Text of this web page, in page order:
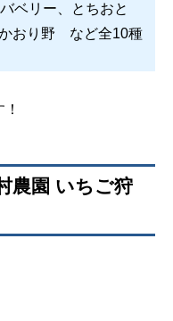
ベリー、とちおと
おり野 など全10種
農園 いちご狩